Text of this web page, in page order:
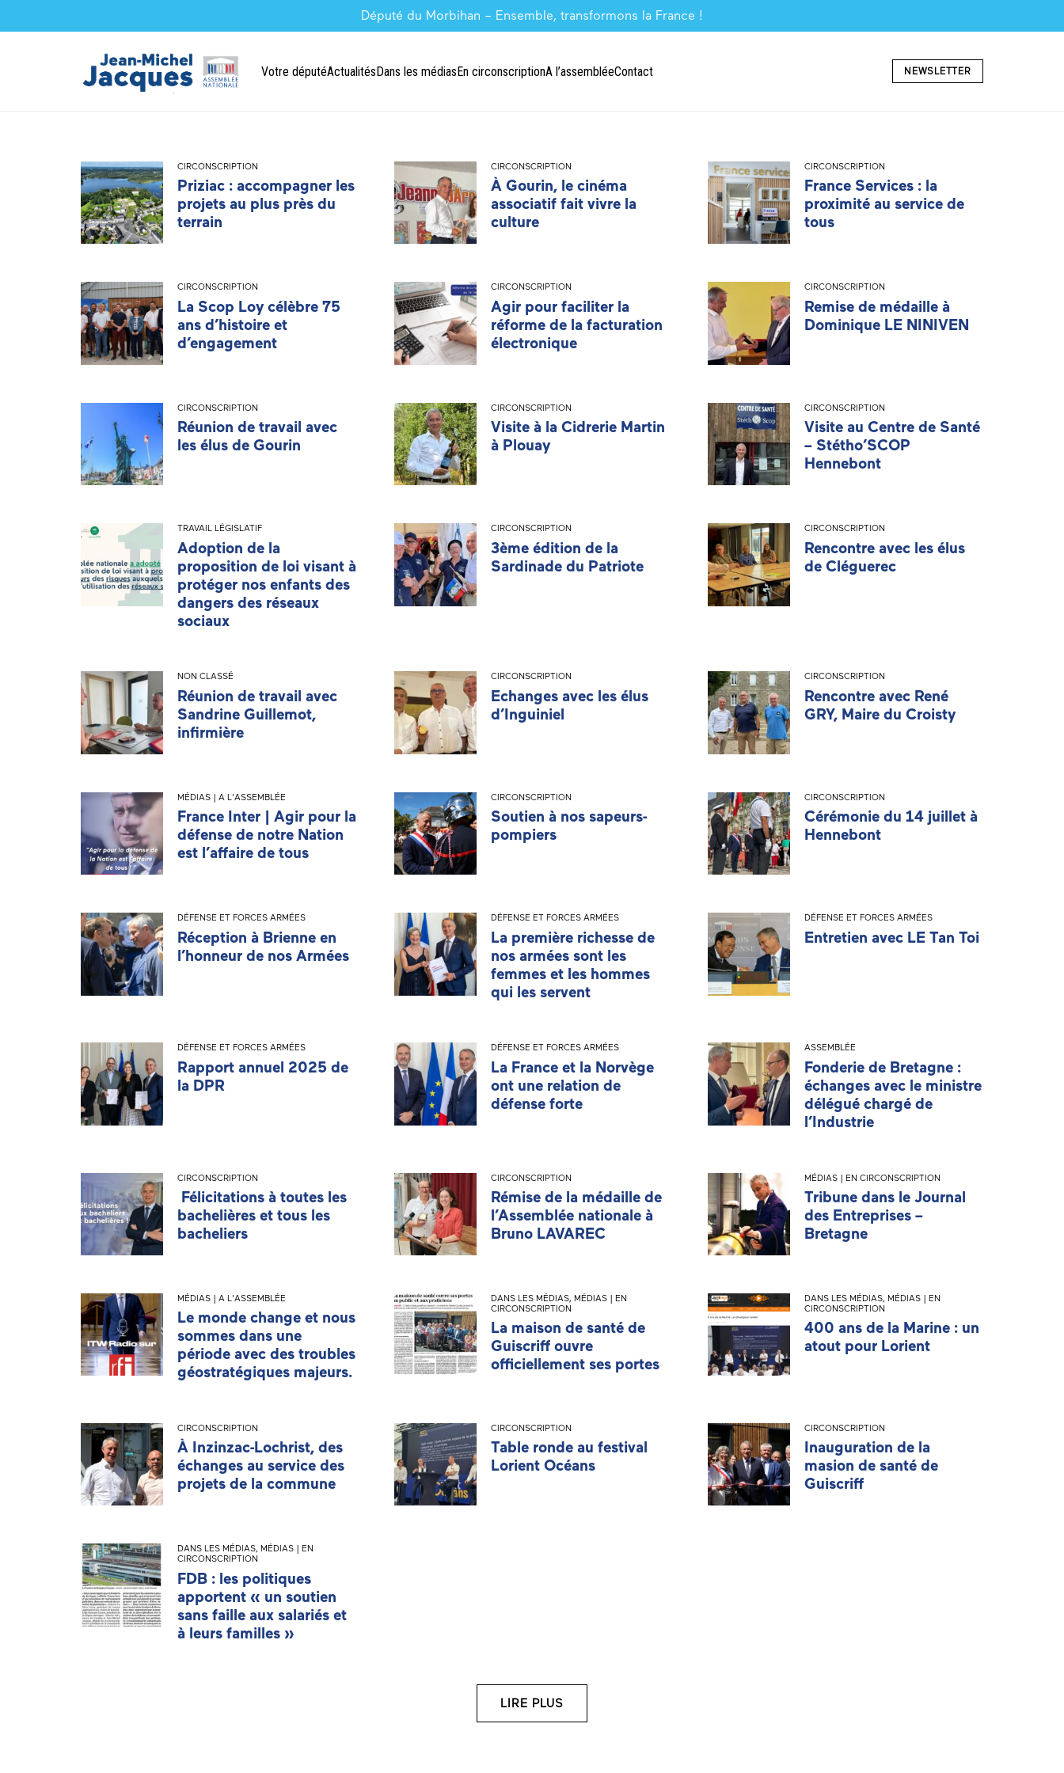
Député du Morbihan – Ensemble, transformons la France !
Votre députéActualitésDans les médiasEn circonscriptionA l’assembléeContact NEWSLETTER
CIRCONSCRIPTION
Priziac : accompagner les
projets au plus près du
terrain
CIRCONSCRIPTION
À Gourin, le cinéma
associatif fait vivre la
culture
CIRCONSCRIPTION
France Services : la
proximité au service de
tous
CIRCONSCRIPTION
La Scop Loy célèbre 75
ans d’histoire et
d’engagement
CIRCONSCRIPTION
Agir pour faciliter la
réforme de la facturation
électronique
CIRCONSCRIPTION
Remise de médaille à
Dominique LE NINIVEN
CIRCONSCRIPTION
Réunion de travail avec
les élus de Gourin
CIRCONSCRIPTION
Visite à la Cidrerie Martin
à Plouay
CIRCONSCRIPTION
Visite au Centre de Santé
– Stétho’SCOP
Hennebont
TRAVAIL LÉGISLATIF
Adoption de la
proposition de loi visant à
protéger nos enfants des
dangers des réseaux
sociaux
CIRCONSCRIPTION
3ème édition de la
Sardinade du Patriote
CIRCONSCRIPTION
Rencontre avec les élus
de Cléguerec
NON CLASSÉ
Réunion de travail avec
Sandrine Guillemot,
infirmière
CIRCONSCRIPTION
Echanges avec les élus
d’Inguiniel
CIRCONSCRIPTION
Rencontre avec René
GRY, Maire du Croisty
MÉDIAS | A L'ASSEMBLÉE
France Inter | Agir pour la
défense de notre Nation
est l’affaire de tous
CIRCONSCRIPTION
Soutien à nos sapeurs-
pompiers
CIRCONSCRIPTION
Cérémonie du 14 juillet à
Hennebont
DÉFENSE ET FORCES ARMÉES
Réception à Brienne en
l’honneur de nos Armées
DÉFENSE ET FORCES ARMÉES
La première richesse de
nos armées sont les
femmes et les hommes
qui les servent
DÉFENSE ET FORCES ARMÉES
Entretien avec LE Tan Toi
DÉFENSE ET FORCES ARMÉES
Rapport annuel 2025 de
la DPR
DÉFENSE ET FORCES ARMÉES
La France et la Norvège
ont une relation de
défense forte
ASSEMBLÉE
Fonderie de Bretagne :
échanges avec le ministre
délégué chargé de
l’Industrie
CIRCONSCRIPTION
Félicitations à toutes les
bachelières et tous les
bacheliers
CIRCONSCRIPTION
Rémise de la médaille de
l’Assemblée nationale à
Bruno LAVAREC
MÉDIAS | EN CIRCONSCRIPTION
Tribune dans le Journal
des Entreprises –
Bretagne
MÉDIAS | A L'ASSEMBLÉE
Le monde change et nous
sommes dans une
période avec des troubles
géostratégiques majeurs.
DANS LES MÉDIAS, MÉDIAS | EN
CIRCONSCRIPTION
La maison de santé de
Guiscriff ouvre
officiellement ses portes
DANS LES MÉDIAS, MÉDIAS | EN
CIRCONSCRIPTION
400 ans de la Marine : un
atout pour Lorient
CIRCONSCRIPTION
À Inzinzac-Lochrist, des
échanges au service des
projets de la commune
CIRCONSCRIPTION
Table ronde au festival
Lorient Océans
CIRCONSCRIPTION
Inauguration de la
masion de santé de
Guiscriff
DANS LES MÉDIAS, MÉDIAS | EN
CIRCONSCRIPTION
FDB : les politiques
apportent « un soutien
sans faille aux salariés et
à leurs familles »
LIRE PLUS